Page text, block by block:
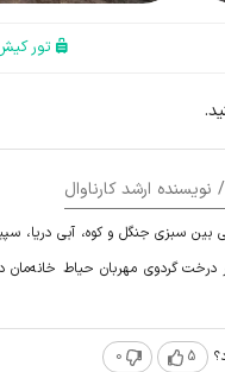
تور
/ نویسنده ارشد کارناوال
سبزی جنگل و کوه، آبی دریا،
درخت گردوی مهربان حیاط
5
0